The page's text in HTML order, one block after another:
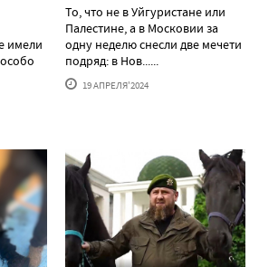
имели
То, что не в Уйгуристане или
Палестине, а в Московии за
одну неделю снесли две мечети
подряд: в Нов......
19 АПРЕЛЯ'2024